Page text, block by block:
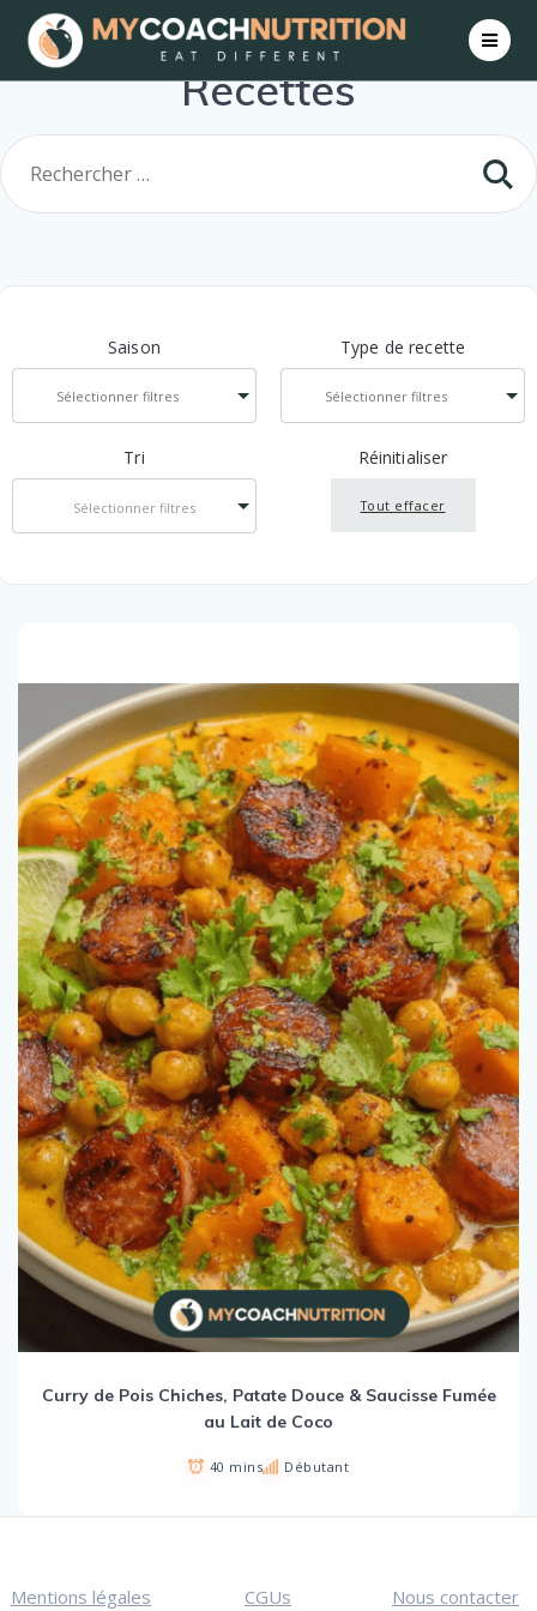
to
content
Recettes
Saison Type de recette
Tri
Sélectionner filtres
Réinitialiser
Tout effacer
Curry de Pois Chiches, Patate Douce & Saucisse Fumée
au Lait de Coco
40 mins Débutant
Mentions légales CGUs Nous contacter